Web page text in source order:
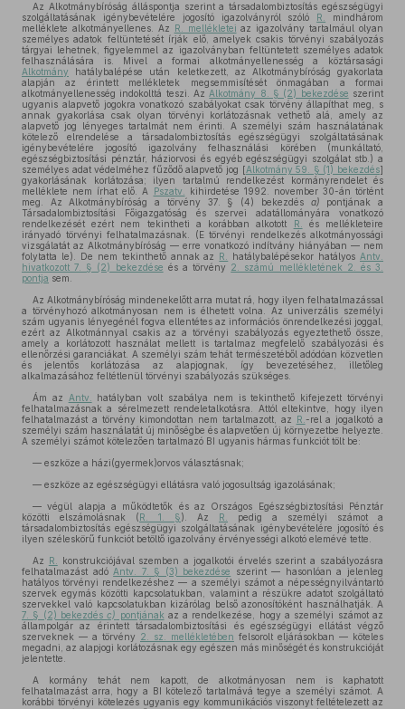
Az Alkotmánybíróság álláspontja szerint a társadalombiztosítás egészségügyi
szolgáltatásának igénybevételére jogosító igazolványról szóló R.
mindhárom
melléklete alkotmányellenes. Az R. mellékletei az igazolvány tartalmául olyan
személyes adatok feltüntetését írják elő, amelyek csakis törvényi szabályozás
tárgyai lehetnek, figyelemmel az igazolványban feltüntetett személyes adatok
felhasználására is. Mivel a formai alkotmányellenesség a köztársasági
Alkotmány hatálybalépése után keletkezett, az Alkotmánybíróság gyakorlata
alapján az érintett mellékletek megsemmisítését önmagában a formai
alkotmányellenesség indokolttá teszi. Az Alkotmány 8. § (2) bekezdése szerint
ugyanis alapvető jogokra vonatkozó szabályokat csak törvény állapíthat meg, s
annak gyakorlása csak olyan törvényi korlátozásnak vethető alá, amely az
alapvető jog lényeges tartalmát nem érinti. A személyi szám használatának
kötelező elrendelése a társadalombiztosítás egészségügyi szolgáltatásának
igénybevételére jogosító igazolvány felhasználási körében (munkáltató,
egészségbiztosítási pénztár, háziorvosi és egyéb egészségügyi szolgálat stb.) a
személyes adat védelméhez fűződő alapvető jog [Alkotmány 59. § (1) bekezdés]
gyakorlásának korlátozása; ilyen tartalmú rendelkezést kormányrendelet és
melléklete nem írhat elő. A
Pszatv.
kihirdetése 1992. november 30-án történt
meg. Az Alkotmánybíróság a törvény 37. § (4) bekezdés a) pontjának a
Társadalombiztosítási Főigazgatóság és szervei adatállományára vonatkozó
rendelkezését ezért nem tekintheti a korábban alkotott
R.
és mellékleteire
irányadó törvényi felhatalmazásnak. (E törvényi rendelkezés alkotmányossági
vizsgálatát az Alkotmánybíróság — erre vonatkozó indítvány hiányában — nem
folytatta le). De nem tekinthető annak az R. hatálybalépésekor hatályos Antv.
hivatkozott 7. § (2) bekezdése és a törvény 2. számú mellékletének 2. és 3.
pontja sem.
Az Alkotmánybíróság mindenekelőtt arra mutat rá, hogy ilyen felhatalmazással
a törvényhozó alkotmányosan nem is élhetett volna. Az univerzális személyi
szám ugyanis lényegénél fogva ellentétes az információs önrendelkezési joggal,
ezért az Alkotmánnyal csakis az a törvényi szabályozás egyeztethető össze,
amely a korlátozott használat mellett is tartalmaz megfelelő szabályozási és
ellenőrzési garanciákat. A személyi szám tehát természetéből adódóan közvetlen
és jelentős korlátozása az alapjognak, így bevezetéséhez, illetőleg
alkalmazásához feltétlenül törvényi szabályozás szükséges.
Ám az
Antv.
hatályban volt szabálya nem is tekinthető kifejezett törvényi
felhatalmazásnak a sérelmezett rendeletalkotásra. Attól eltekintve, hogy ilyen
felhatalmazást a törvény kimondottan nem tartalmazott, az R. -rel a jogalkotó a
személyi szám használatát új minőségbe és alapvetően új környezetbe helyezte.
A személyi számot kötelezően tartalmazó BI ugyanis hármas funkciót tölt be:
— eszköze a házi(gyermek)orvos választásnak;
— eszköze az egészségügyi ellátásra való jogosultság igazolásának;
— végül alapja a működtetők és az Országos Egészségbiztosítási Pénztár
közötti elszámolásnak (R. 1. §). Az R.
pedig a személyi számot a
társadalombiztosítás egészségügyi szolgáltatásának igénybevételére jogosító és
ilyen széleskörű funkciót betöltő igazolvány érvényességi alkotó elemévé tette.
Az R.
konstrukciójával szemben a jogalkotói érvelés szerint a szabályozásra
felhatalmazást adó Antv. 7. § (3) bekezdése
szerint — hasonlóan a jelenleg
hatályos törvényi rendelkezéshez — a személyi számot a népességnyilvántartó
szervek egymás közötti kapcsolatukban, valamint a részükre adatot szolgáltató
szervekkel való kapcsolatukban kizárólag belső azonosítóként használhatják. A
7. § (2) bekezdésc) pontjának az a rendelkezése, hogy a személyi számot az
állampolgár az érintett társadalombiztosítási és egészségügyi ellátást végző
szerveknek — a törvény 2. sz. mellékletében felsorolt eljárásokban — köteles
megadni, az alapjogi korlátozásnak egy egészen más minőségét és konstrukcióját
jelentette.
A kormány tehát nem kapott, de alkotmányosan nem is kaphatott
felhatalmazást arra, hogy a BI kötelező tartalmává tegye a személyi számot. A
korábbi törvényi kötelezés ugyanis egy kommunikációs viszonyt feltételezett az